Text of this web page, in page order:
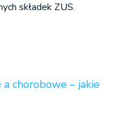
składek ZUS.
chorobowe – jakie